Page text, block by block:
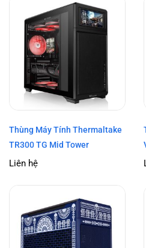
Thùng Máy Tính Thermaltake
TR300 TG Mid Tower
Liên hệ